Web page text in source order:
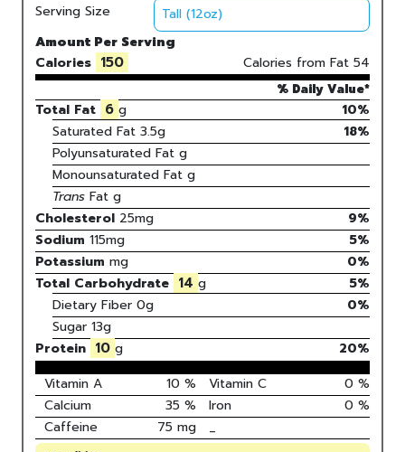
Serving Size
Amount Per Serving
Calories 150 Calories from Fat 54
% Daily Value*
Total Fat 6 g
10%
Saturated Fat 3.5g 18%
Polyunsaturated Fat g
Monounsaturated Fat g
TransFat g
Cholesterol 25mg 9%
Sodium 115mg 5%
Potassium mg 0%
Total Carbohydrate 14 g 5%
Dietary Fiber 0g
0%
Sugar 13g
Protein 10 g 20%
Vitamin A
10 % Vitamin C 0 %
Calcium
35 % Iron 0 %
Caffeine
75 mg _